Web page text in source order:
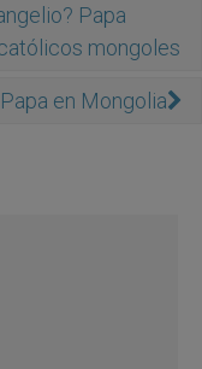
Papa
mongoles
en Mongolia